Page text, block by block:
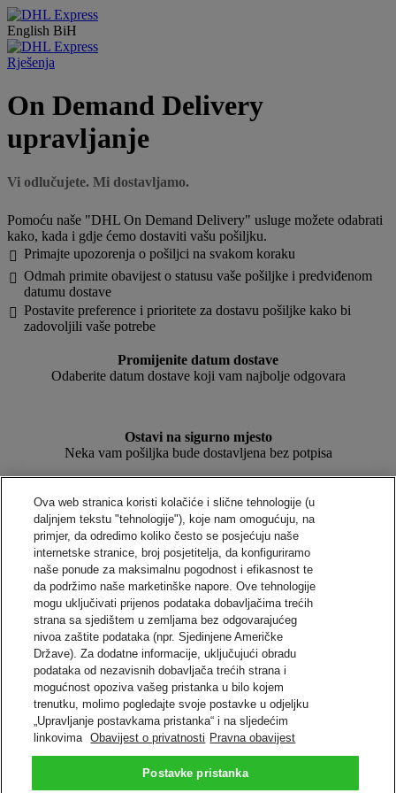
English BiH
Rješenja
On Demand Delivery
upravljanje
Vi odlučujete. Mi dostavljamo.
Pomoću naše "DHL On Demand Delivery" usluge možete odabrati
kako, kada i gdje ćemo dostaviti vašu pošiljku.
 Primajte upozorenja o pošiljci na svakom koraku
 Odmah primite obavijest o statusu vaše pošiljke i predviđenom
datumu dostave
 Postavite preference i prioritete za dostavu pošiljke kako bi
zadovoljili vaše potrebe
Promijenite datum dostave
Odaberite datum dostave koji vam najbolje odgovara
Ostavi na sigurno mjesto
Neka vam pošiljka bude dostavljena bez potpisa
Ostavi kod susjeda, vratara ili stražara
Ostavite pošiljku kod imenovane osobe
DHL ured ili ormarić
Preuzmite iz obližnjeg DHL ureda ili ormarića
Alternativna adresa
Preusmjerite svoju pošiljku na drugu adresu
Na godišnjem odmoru
Mi ćemo čuvati vaše pošiljke dok ste na godišnjem odmoru
Upravljajte svojim pošiljkama uz pomoć "On Demand Delivery"
Ova web stranica koristi kolačiće i slične tehnologije (u
daljnjem tekstu "tehnologije"), koje nam omogućuju, na
primjer, da odredimo koliko često se posjećuju naše
internetske stranice, broj posjetitelja, da konfiguriramo
naše ponude za maksimalnu pogodnost i efikasnost te
da podržimo naše marketinške napore. Ove tehnologije
mogu uključivati prijenos podataka dobavljačima trećih
strana sa sjedištem u zemljama bez odgovarajućeg
nivoa zaštite podataka (npr. Sjedinjene Američke
Države). Za dodatne informacije, uključujući obradu
podataka od nezavisnih dobavljača trećih strana i
mogućnost opoziva vašeg pristanka u bilo kojem
trenutku, molimo pogledajte svoje postavke u odjeljku
„Upravljanje postavkama pristanka“ i na sljedećim
linkovima Obavijest o privatnosti Pravna obavijest
Postavke pristanka